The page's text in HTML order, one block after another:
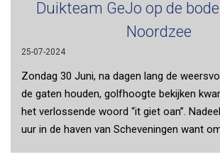
Duikteam GeJo op de
Noordzee
25-07-2024
Zondag 30 Juni, na dagen lang de
de gaten houden, golfhoogte bekijken
het verlossende woord “it giet oan”.
uur in de haven van Scheveningen want